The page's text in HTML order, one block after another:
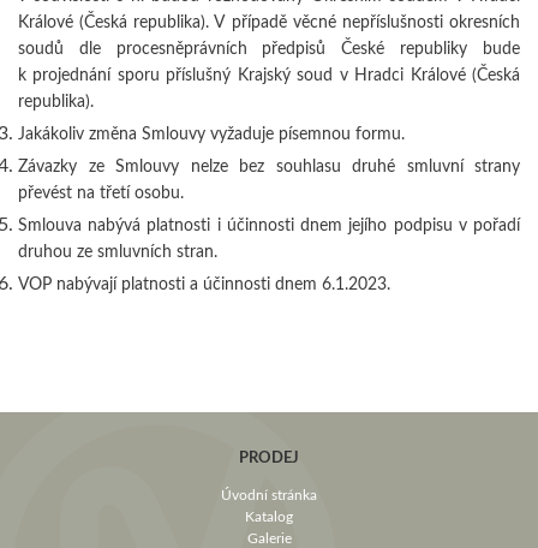
Králové (Česká republika). V případě věcné nepříslušnosti okresních
soudů dle procesněprávních předpisů České republiky bude
k projednání sporu příslušný Krajský soud v Hradci Králové (Česká
republika).
Jakákoliv změna Smlouvy vyžaduje písemnou formu.
Závazky ze Smlouvy nelze bez souhlasu druhé smluvní strany
převést na třetí osobu.
Smlouva nabývá platnosti i účinnosti dnem jejího podpisu v pořadí
druhou ze smluvních stran.
VOP nabývají platnosti a účinnosti dnem 6.1.2023.
PRODEJ
Úvodní stránka
Katalog
Galerie